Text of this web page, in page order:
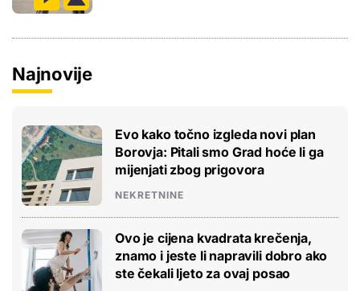
Najnovije
Evo kako točno izgleda novi plan
Borovja: Pitali smo Grad hoće li ga
mijenjati zbog prigovora
NEKRETNINE
Ovo je cijena kvadrata krečenja,
znamo i jeste li napravili dobro ako
ste čekali ljeto za ovaj posao